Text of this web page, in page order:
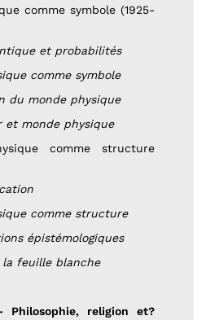
comme symbole (1925-
et probabilités
comme symbole
du monde physique
et monde physique
comme structure
comme structure
épistémologiques
feuille blanche
Philosophie, religion et?